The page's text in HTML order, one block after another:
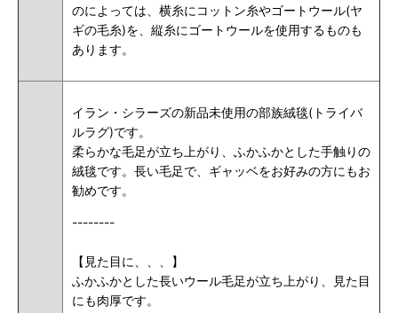
のによっては、横糸にコットン糸やゴートウール(ヤ
ギの毛糸)を、縦糸にゴートウールを使用するものも
あります。
イラン・シラーズの新品未使用の部族絨毯(トライバ
ルラグ)です。
柔らかな毛足が立ち上がり、ふかふかとした手触りの
絨毯です。長い毛足で、ギャッベをお好みの方にもお
勧めです。
--------
【見た目に、、、】
ふかふかとした長いウール毛足が立ち上がり、見た目
にも肉厚です。